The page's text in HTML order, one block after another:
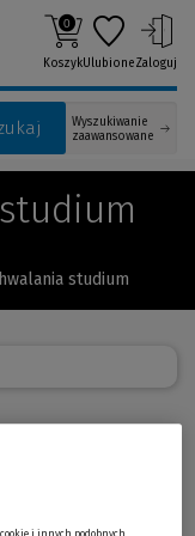
Wyszukiwanie
zaawansowane
0
KoszykUlubioneZaloguj
studium